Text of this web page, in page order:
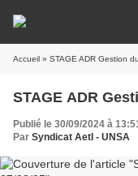
Accueil » STAGE ADR Gestion
STAGE ADR
Publié le 30/09/2024 à
Par Syndicat AetI - UNSA